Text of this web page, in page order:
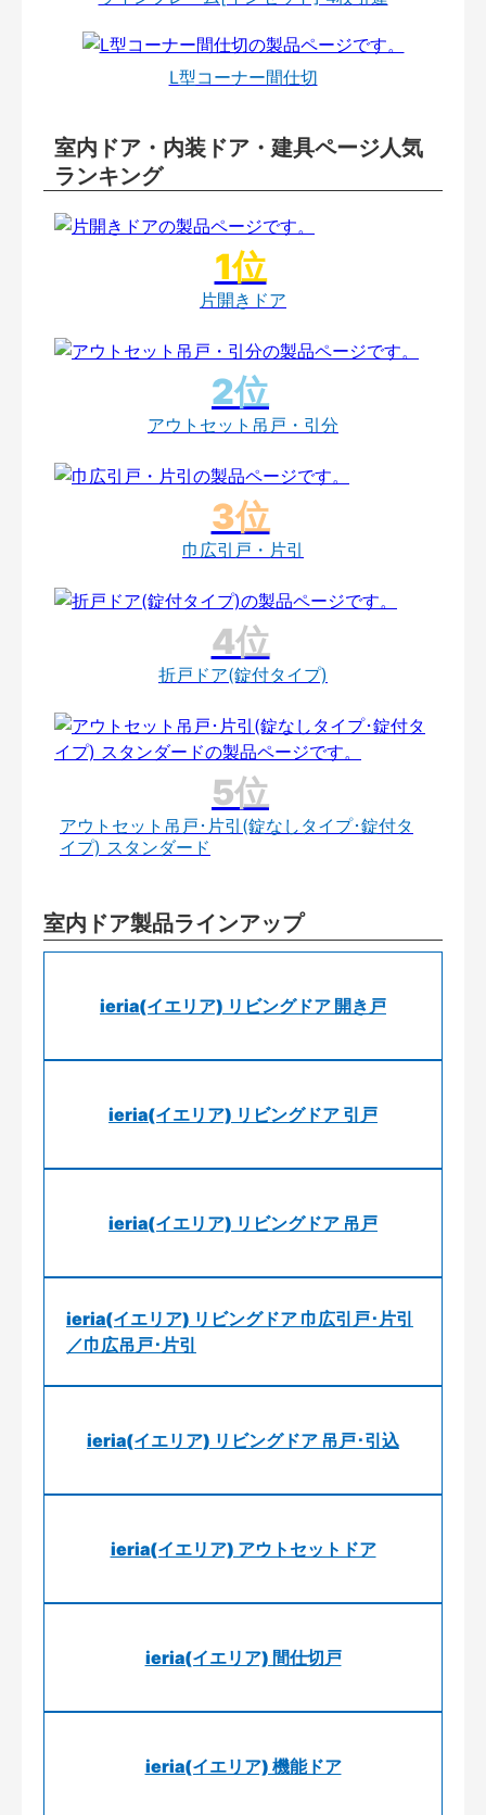
L型コーナー間仕切
室内ドア・内装ドア・建具ページ人気
ランキング
片開きドア
アウトセット吊戸・引分
巾広引戸・片引
折戸ドア(錠付タイプ)
アウトセット吊戸･片引(錠なしタイプ･錠付タ
イプ) スタンダード
室内ドア製品ラインアップ
ieria(イエリア) リビングドア 開き戸
ieria(イエリア) リビングドア 引戸
ieria(イエリア) リビングドア 吊戸
ieria(イエリア) リビングドア 巾広引戸･片引
／巾広吊戸･片引
ieria(イエリア) リビングドア 吊戸･引込
ieria(イエリア) アウトセットドア
ieria(イエリア) 間仕切戸
ieria(イエリア) 機能ドア